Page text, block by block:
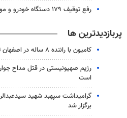
رفع توقیف ۱۷۹ دستگاه خودرو و موتورسیکلت با دستور دادستان فردوس
پربازدیدترین ها
کامیون با راننده ۸ ساله در اصفهان توقیف شد
رژیم صهیونیستی در قتل مداح
است
گرامیداشت سپهبد شهید
برگزار شد